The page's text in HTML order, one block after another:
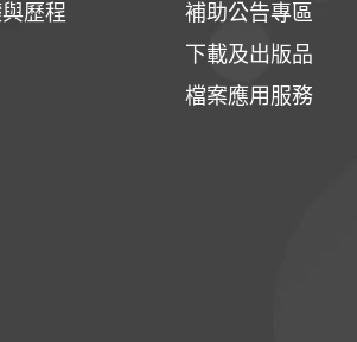
歷程
補助公告專區
下載及出版品
檔案應用服務